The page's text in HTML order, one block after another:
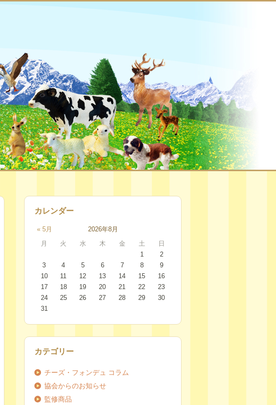
カレンダー
2026年8月
« 5月
月
火 水 木 金 土
日
1
2
3
4 5 6 7 8
9
10
11 12 13 14 15
16
17
18 19 20 21 22
23
24
25 26 27 28 29
30
31
カテゴリー
チーズ・フォンデュ コラム
協会からのお知らせ
監修商品